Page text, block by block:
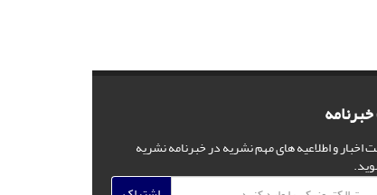
اخبار و اطلاعیه های مهم نشریه در خبرنامه نشریه